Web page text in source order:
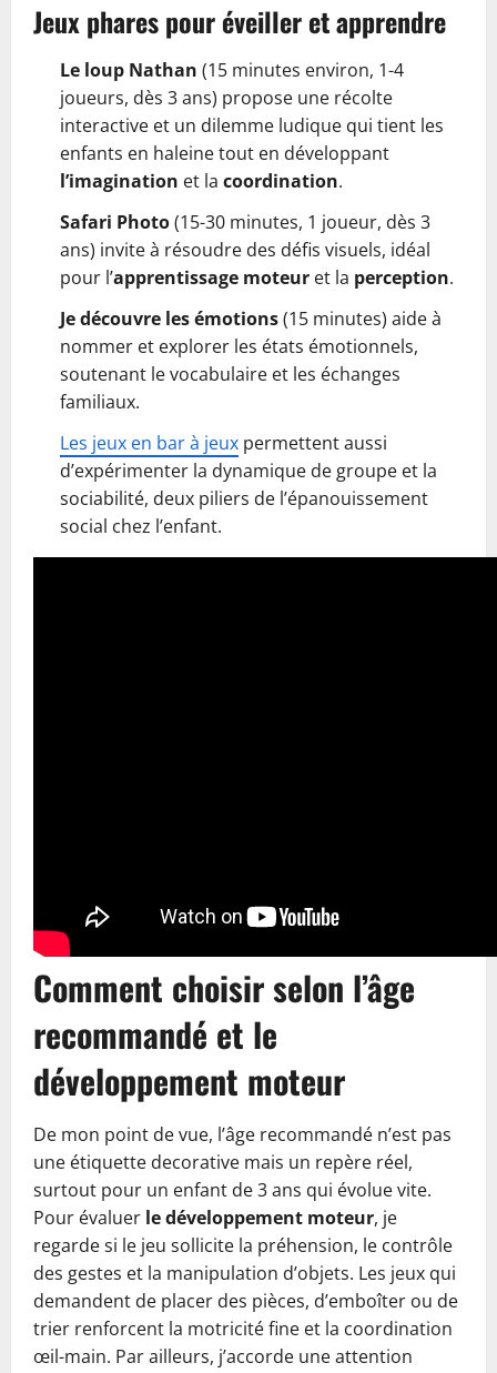
Jeux phares pour éveiller et apprendre
Le loup Nathan (15 minutes environ, 1-4
joueurs, dès 3 ans) propose une récolte
interactive et un dilemme ludique qui tient les
enfants en haleine tout en développant
l’imagination et la coordination.
Safari Photo(15-30 minutes, 1 joueur, dès 3
ans) invite à résoudre des défis visuels, idéal
pour l’apprentissage moteur et la perception.
Je découvre les émotions(15 minutes) aide à
nommer et explorer les états émotionnels,
soutenant le vocabulaire et les échanges
familiaux.
Les jeux en bar à jeux permettent aussi
d’expérimenter la dynamique de groupe et la
sociabilité, deux piliers de l’épanouissement
social chez l’enfant.
Comment choisir selon l’âge
recommandé et le
développement moteur
De mon point de vue, l’âge recommandé n’est pas
une étiquette decorative mais un repère réel,
surtout pour un enfant de 3 ans qui évolue vite.
Pour évaluer le développement moteur, je
regarde si le jeu sollicite la préhension, le contrôle
des gestes et la manipulation d’objets. Les jeux qui
demandent de placer des pièces, d’emboîter ou de
trier renforcent la motricité fine et la coordination
œil-main. Par ailleurs, j’accorde une attention